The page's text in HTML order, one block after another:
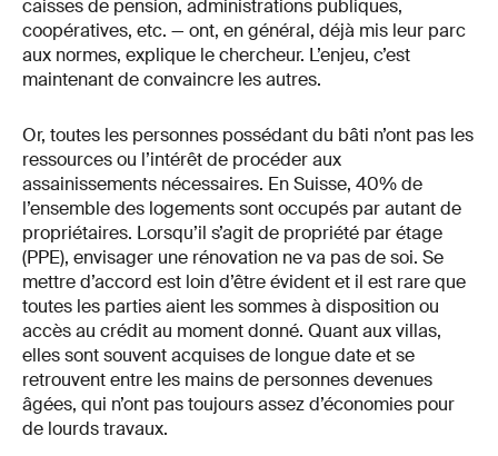
caisses de pension, administrations publiques,
coopératives, etc. — ont, en général, déjà mis leur parc
aux normes, explique le chercheur. L’enjeu, c’est
maintenant de convaincre les autres.
Or, toutes les personnes possédant du bâti n’ont pas les
ressources ou l’intérêt de procéder aux
assainissements nécessaires. En Suisse, 40% de
l’ensemble des logements sont occupés par autant de
propriétaires. Lorsqu’il s’agit de propriété par étage
(PPE), envisager une rénovation ne va pas de soi. Se
mettre d’accord est loin d’être évident et il est rare que
toutes les parties aient les sommes à disposition ou
accès au crédit au moment donné. Quant aux villas,
elles sont souvent acquises de longue date et se
retrouvent entre les mains de personnes devenues
âgées, qui n’ont pas toujours assez d’économies pour
de lourds travaux.